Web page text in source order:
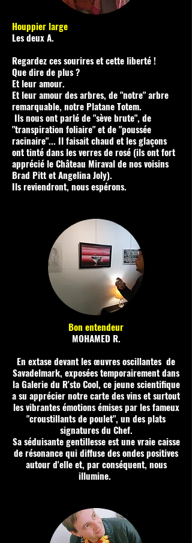
Houppier large
Les deux A.
Regardez ces sourires et cette liberté !
Que dire de plus ?
Et leur amour.
Et leur amour des arbres, de "notre" arbre
remarquable, notre Platane Totem.
Ils nous ont parlé de "sève brute", de
"transpiration foliaire" et de "poussée
racinaire"... Il faisait chaud et les glaçons
ont tinté dans les verres de rosé (ils ont fort
apprécié le Château Miraval de nos voisins
Brad Pitt et Angelina Joly).
Ils reviendront, nous espérons.
Bon entendeur
MOHAMED R.
En extase devant les œuvres oscillantes de
Savadelmark, exposées temporairement dans
la Galerie du R'sto Cool, ce jeune scientifique
a su apprécier notre carte des vins et surtout
les vibrantes émotions émises par les fameux
"croustillants de poulet", un des plats
signatures du Chef.
Sa séduisante gentillesse est une vraie caisse
de résonance qui diffuse des ondes positives
autour d'elle et, par conséquent, nous
illumine.